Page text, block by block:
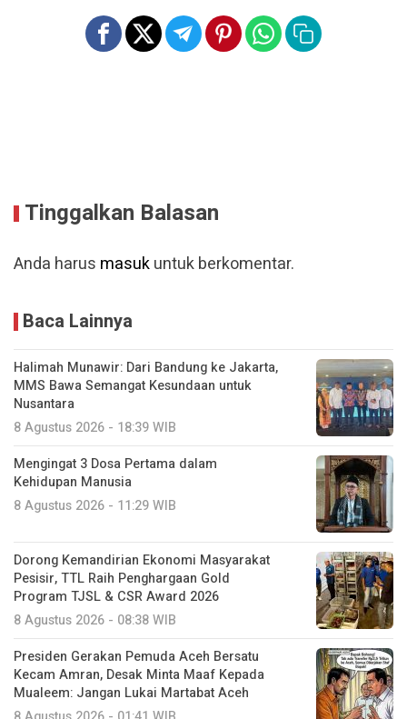
Tinggalkan Balasan
Anda harus masukuntuk berkomentar.
Baca Lainnya
Halimah Munawir: Dari Bandung ke Jakarta,
MMS Bawa Semangat Kesundaan untuk
Nusantara
8 Agustus 2026 - 18:39 WIB
Mengingat 3 Dosa Pertama dalam
Kehidupan Manusia
8 Agustus 2026 - 11:29 WIB
Dorong Kemandirian Ekonomi Masyarakat
Pesisir, TTL Raih Penghargaan Gold
Program TJSL & CSR Award 2026
8 Agustus 2026 - 08:38 WIB
Presiden Gerakan Pemuda Aceh Bersatu
Kecam Amran, Desak Minta Maaf Kepada
Mualeem: Jangan Lukai Martabat Aceh